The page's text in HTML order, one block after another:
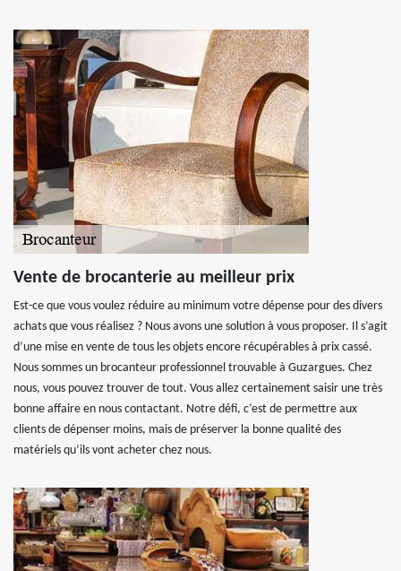
Vente de brocanterie au meilleur prix
Est-ce que vous voulez réduire au minimum votre dépense pour des divers
achats que vous réalisez ? Nous avons une solution à vous proposer. Il s’agit
d’une mise en vente de tous les objets encore récupérables à prix cassé.
Nous sommes un brocanteur professionnel trouvable à Guzargues. Chez
nous, vous pouvez trouver de tout. Vous allez certainement saisir une très
bonne affaire en nous contactant. Notre défi, c’est de permettre aux
clients de dépenser moins, mais de préserver la bonne qualité des
matériels qu’ils vont acheter chez nous.